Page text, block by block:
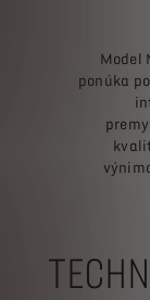
Model
ponúka